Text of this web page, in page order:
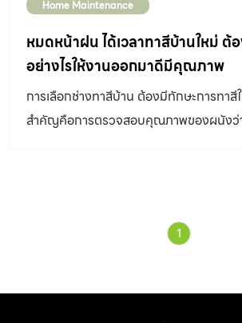
Home Maintenance
หมดหน้าฝน ได้เวลาทาสีบ้านใหม่ ต้
อย่างไรให้งานออกมาดีมีคุณภาพ
การเลือกช่างทาสีบ้าน ต้องมีทักษะการทาสี
สำคัญคือการตรวจสอบคุณภาพของผนังว่า
1